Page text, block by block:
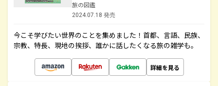
旅の図鑑
2024.07.18 発売
今こそ学びたい世界のことを集めました！首都、言語、民族、
宗教、特長、現地の挨拶、誰かに話したくなる旅の雑学も。
詳細を見る